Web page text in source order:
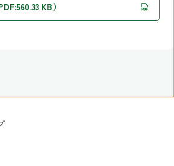
KB）